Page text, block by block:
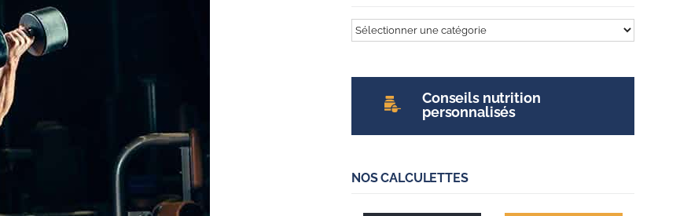
Tout
sur
Conseils nutrition
personnalisés
NOS CALCULETTES